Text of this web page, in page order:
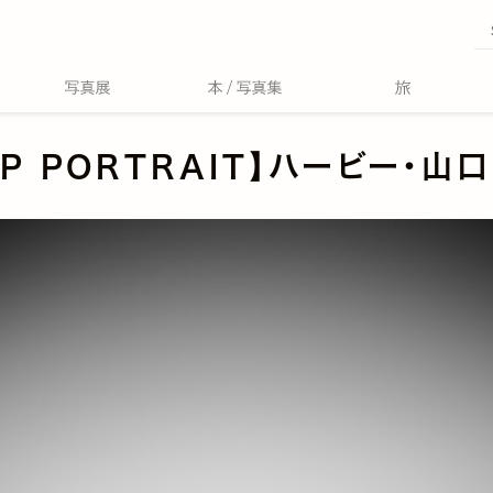
PORTRAIT】ハービー・山口